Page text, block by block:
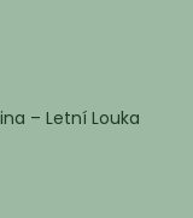
– Letní Louka